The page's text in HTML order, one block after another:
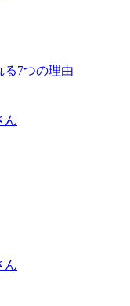
る7つの理由
ん
ん